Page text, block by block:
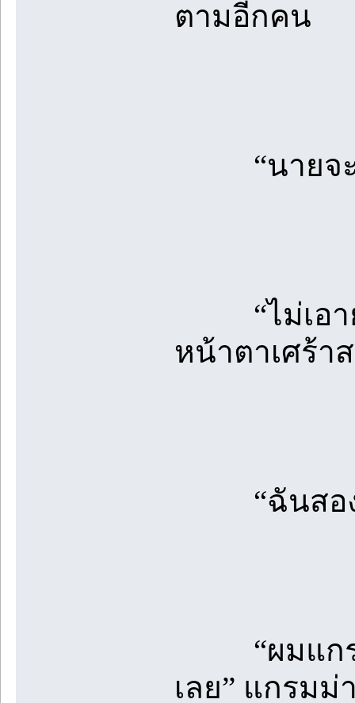
ตามอีกคน
“นายจะเ
“ไม่เอายั
หน้าตาเศร้า
“ฉันสองเ
“ผมแกรม
เลย” แกรมม่